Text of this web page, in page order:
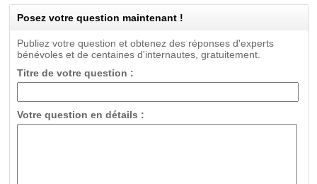
Posez votre question maintenant !
Publiez votre question et obtenez des réponses d'experts
bénévoles et de centaines d'internautes, gratuitement.
Titre de votre question :
Votre question en détails :